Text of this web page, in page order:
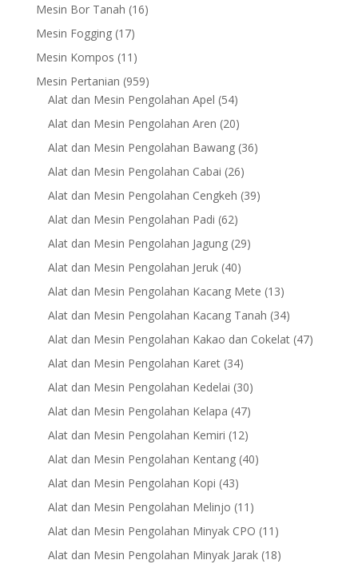
Mesin Bor Tanah 1616
Mesin Fogging 1717
products
Mesin Kompos 11 11
products
Mesin Pertanian 959959
products
Alat dan Mesin Pengolahan Apel 5454
products
Alat dan Mesin Pengolahan Aren 2020
products
Alat dan Mesin Pengolahan Bawang 3636
Alat dan Mesin Pengolahan Cabai 2626
products
Alat dan Mesin Pengolahan Cengkeh 3939
Alat dan Mesin Pengolahan Padi 6262
products
Alat dan Mesin Pengolahan Jagung 2929
Alat dan Mesin Pengolahan Jeruk 4040
products
Alat dan Mesin Pengolahan Kacang Mete 1313
products
Alat dan Mesin Pengolahan Kacang Tanah 3434
products
Alat dan Mesin Pengolahan Kakao dan Cokelat 4747
Alat dan Mesin Pengolahan Karet 3434
products
Alat dan Mesin Pengolahan Kedelai 3030
products
Alat dan Mesin Pengolahan Kelapa 4747
products
Alat dan Mesin Pengolahan Kemiri 1212
products
Alat dan Mesin Pengolahan Kentang 4040
Alat dan Mesin Pengolahan Kopi 4343
products
Alat dan Mesin Pengolahan Melinjo 11 11
products
Alat dan Mesin Pengolahan Minyak CPO 11 11
products
Alat dan Mesin Pengolahan Minyak Jarak 1818